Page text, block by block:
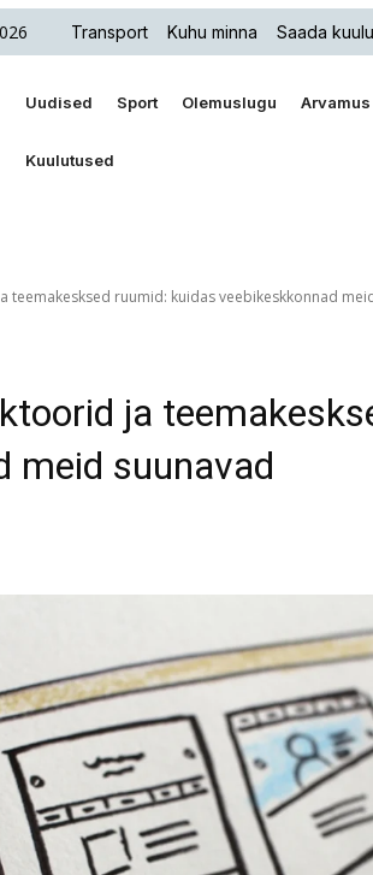
Transport Kuhu minna Saada
Uudised Sport Olemuslugu Arvamus
Kuulutused
teemakesksed ruumid: kuidas veebikeskkonnad
ja
meid suunavad